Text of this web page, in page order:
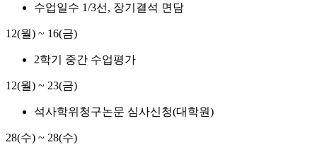
수업일수 1/3선, 장기결석 면담
12(월) ~ 16(금)
2학기 중간 수업평가
12(월) ~ 23(금)
석사학위청구논문 심사신청(대학원)
28(수) ~ 28(수)